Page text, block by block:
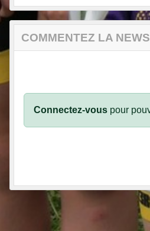
COMMENTEZ LA NEWS
Connectez-vous pour